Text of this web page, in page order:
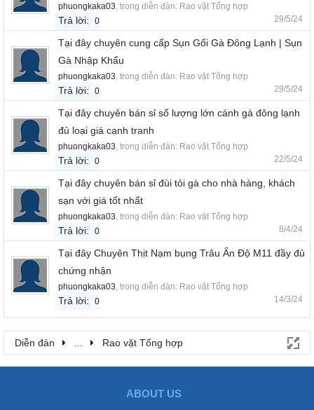
phuongkaka03 , trong diễn đàn: Rao vặt Tổng hợp
Trả lời: 0 29/5/24
Tại đây chuyên cung cấp Sụn Gối Gà Đông Lạnh | Sụn
Gà Nhập Khẩu
phuongkaka03 , trong diễn đàn: Rao vặt Tổng hợp
Trả lời: 0 29/5/24
Tại đây chuyên bán sỉ số lượng lớn cánh gà đông lạnh
đủ loại giá cạnh tranh
phuongkaka03 , trong diễn đàn: Rao vặt Tổng hợp
Trả lời: 0 22/5/24
Tại đây chuyên bán sỉ đùi tỏi gà cho nhà hàng, khách
sạn với giá tốt nhất
phuongkaka03 , trong diễn đàn: Rao vặt Tổng hợp
Trả lời: 0 8/4/24
Tại đây Chuyên Thịt Nạm bụng Trâu Ấn Độ M11 đầy đủ
chứng nhận
phuongkaka03 , trong diễn đàn: Rao vặt Tổng hợp
Trả lời: 0 14/3/24
Diễn đàn Rao vặt Tổng hợp
ABOUT US